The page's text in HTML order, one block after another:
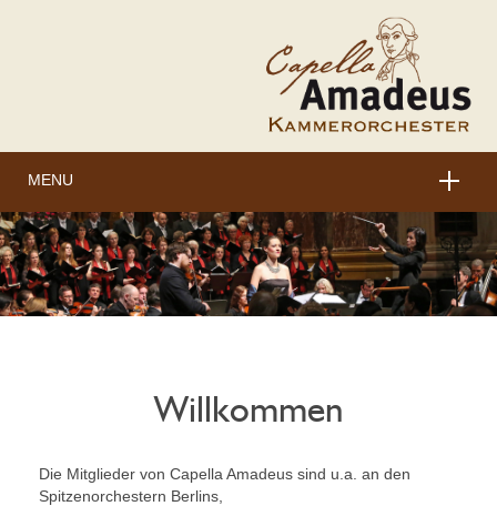
MENU
HOME
KÜNSTLER
KONTAKT
Willkommen
Die Mitglieder von Capella Amadeus sind u.a. an den
Spitzenorchestern Berlins,